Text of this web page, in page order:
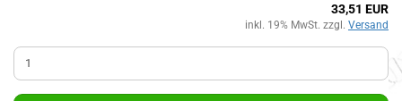
33,51 EUR
inkl. 19% MwSt. zzgl. Versand